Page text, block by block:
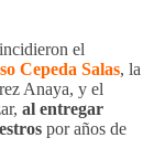
el
Cepeda Salas, la
Anaya, y el
al entregar
por años de